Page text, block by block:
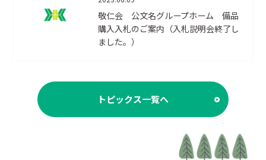
敬仁会 公文名グループホーム 備品
購入入札のご案内（入札説明会終了し
ました。）
トピックス一覧へ